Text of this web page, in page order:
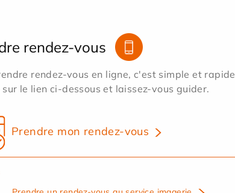
rendez-vous
rendez-vous en ligne, c'est simple et rapide
le lien ci-dessous et laissez-vous guider.
Prendre mon rendez-vous